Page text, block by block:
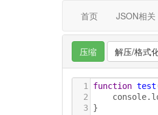
首页 JSON相关
压缩 解压/格式
1 function test
2
console.
3 }